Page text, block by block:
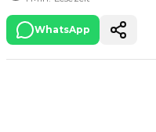
WhatsApp